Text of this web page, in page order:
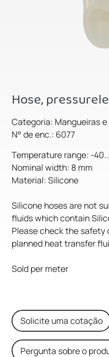
Hose,
Categoria: Mangueiras
N° de enc.: 6077
Temperature range: -
Nominal width: 8 mm
Material: Silicone
Silicone hoses are not
fluids which contain
Please check the
planned heat transfer
Sold per meter
Solicite uma cotação
Pergunta sobre o